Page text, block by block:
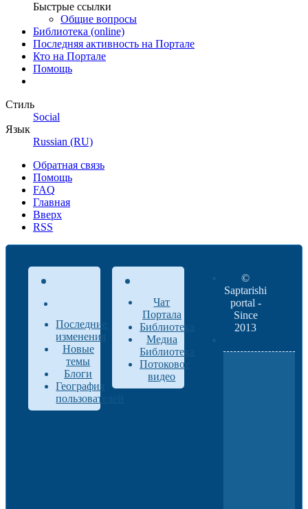
Быстрые ссылки
Общие вопросы
Библиотека (online)
Последняя активность на Портале
Кто на Портале
Помощь
Стиль
Social
Язык
Russian (RU)
Обратная связь
Помощь
FAQ
Главная
Вверх
RSS
Последние
изменения
Новые
темы
Блоги
География
пользователей
Чат
Портала
Библиотека
Медиа
Библиотека
Потоковое
видео
©
Saptarishi
portal -
Since
2013